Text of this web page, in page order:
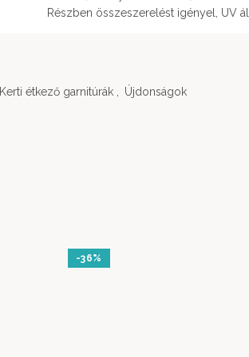
Részben összeszerelést igényel, UV
Kerti étkező garnitúrák Újdonságok
-36%